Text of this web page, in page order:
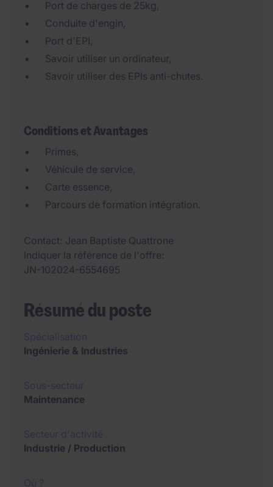
Port de charges de 25kg,
Conduite d'engin,
Port d'EPI,
Savoir utiliser un ordinateur,
Savoir utiliser des EPIs anti-chutes.
Conditions et Avantages
Primes,
Véhicule de service,
Carte essence,
Parcours de formation intégration.
Contact Jean Baptiste Quattrone
Indiquer la référence de l'offre
JN-102024-6554695
Résumé du poste
Ingénierie & Industries
Maintenance
Industrie / Production